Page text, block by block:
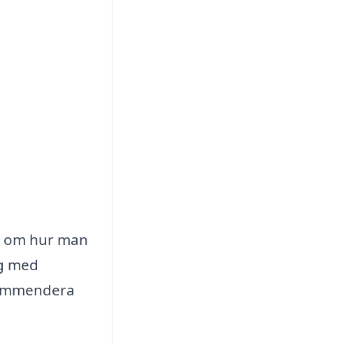
hur man
med